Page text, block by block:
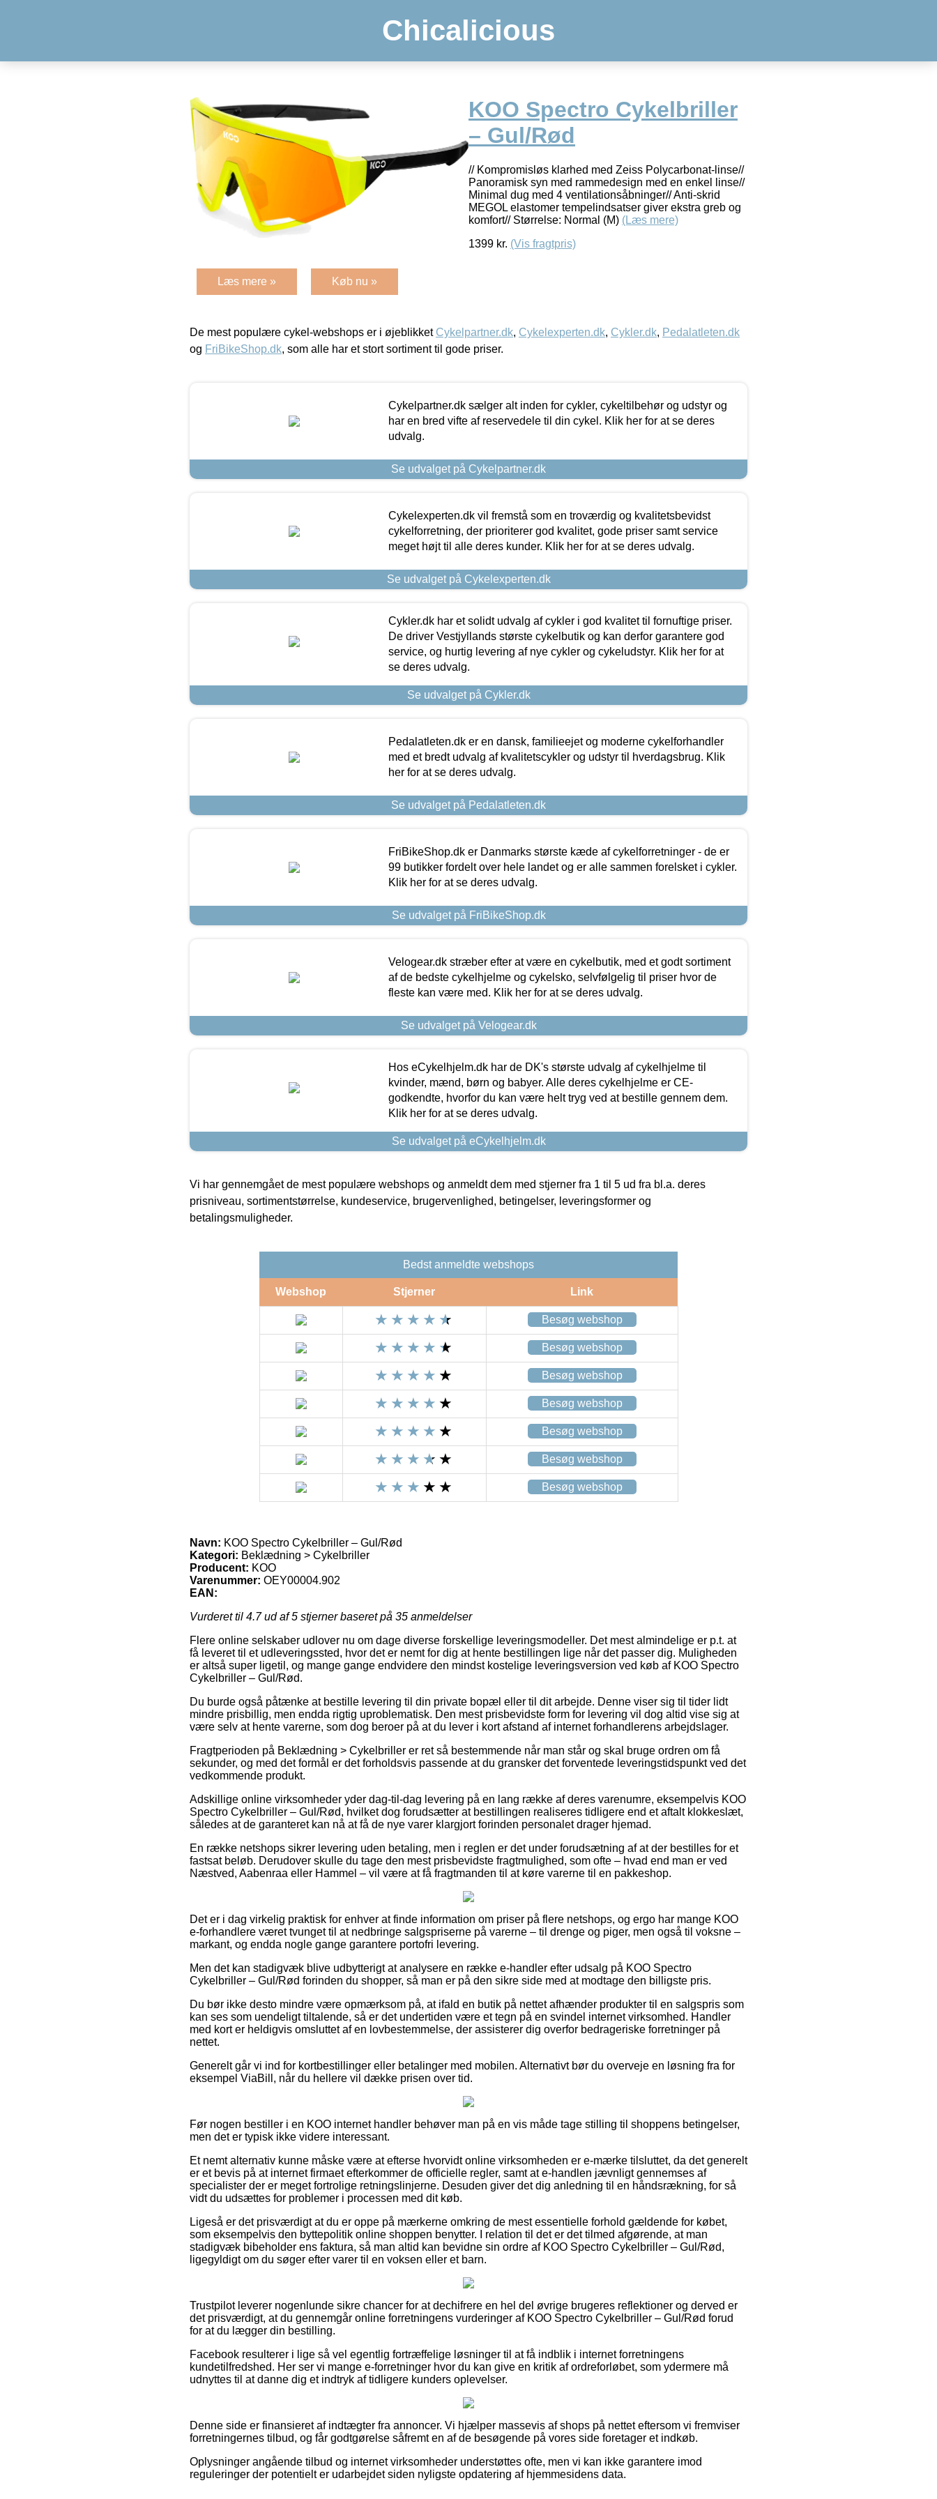
Chicalicious
KOO Spectro Cykelbriller
– Gul/Rød
// Kompromisløs klarhed med Zeiss Polycarbonat-linse//
Panoramisk syn med rammedesign med en enkel linse//
Minimal dug med 4 ventilationsåbninger// Anti-skrid
MEGOL elastomer tempelindsatser giver ekstra greb og
komfort// Størrelse: Normal (M) (Læs mere)
1399 kr. (Vis fragtpris)
Læs mere » Køb nu »
De mest populære cykel-webshops er i øjeblikket Cykelpartner.dk, Cykelexperten.dk, Cykler.dk, Pedalatleten.dk
og FriBikeShop.dk, som alle har et stort sortiment til gode priser.
Cykelpartner.dk sælger alt inden for cykler, cykeltilbehør og udstyr og
har en bred vifte af reservedele til din cykel. Klik her for at se deres
udvalg.
Se udvalget på Cykelpartner.dk
Cykelexperten.dk vil fremstå som en troværdig og kvalitetsbevidst
cykelforretning, der prioriterer god kvalitet, gode priser samt service
meget højt til alle deres kunder. Klik her for at se deres udvalg.
Se udvalget på Cykelexperten.dk
Cykler.dk har et solidt udvalg af cykler i god kvalitet til fornuftige priser.
De driver Vestjyllands største cykelbutik og kan derfor garantere god
service, og hurtig levering af nye cykler og cykeludstyr. Klik her for at
se deres udvalg.
Se udvalget på Cykler.dk
Pedalatleten.dk er en dansk, familieejet og moderne cykelforhandler
med et bredt udvalg af kvalitetscykler og udstyr til hverdagsbrug. Klik
her for at se deres udvalg.
Se udvalget på Pedalatleten.dk
FriBikeShop.dk er Danmarks største kæde af cykelforretninger - de er
99 butikker fordelt over hele landet og er alle sammen forelsket i cykler.
Klik her for at se deres udvalg.
Se udvalget på FriBikeShop.dk
Velogear.dk stræber efter at være en cykelbutik, med et godt sortiment
af de bedste cykelhjelme og cykelsko, selvfølgelig til priser hvor de
fleste kan være med. Klik her for at se deres udvalg.
Se udvalget på Velogear.dk
Hos eCykelhjelm.dk har de DK's største udvalg af cykelhjelme til
kvinder, mænd, børn og babyer. Alle deres cykelhjelme er CE-
godkendte, hvorfor du kan være helt tryg ved at bestille gennem dem.
Klik her for at se deres udvalg.
Se udvalget på eCykelhjelm.dk
Vi har gennemgået de mest populære webshops og anmeldt dem med stjerner fra 1 til 5 ud fra bl.a. deres
prisniveau, sortimentstørrelse, kundeservice, brugervenlighed, betingelser, leveringsformer og
betalingsmuligheder.
Bedst anmeldte webshops
Webshop Stjerner Link
Besøg webshop
Besøg webshop
Besøg webshop
Besøg webshop
Besøg webshop
Besøg webshop
Besøg webshop
Navn: KOO Spectro Cykelbriller – Gul/Rød
Kategori: Beklædning > Cykelbriller
Producent: KOO
Varenummer: OEY00004.902
EAN:
Vurderet til 4.7ud af 5 stjerner baseret på 35 anmeldelser
Flere online selskaber udlover nu om dage diverse forskellige leveringsmodeller. Det mest almindelige er p.t. at
få leveret til et udleveringssted, hvor det er nemt for dig at hente bestillingen lige når det passer dig. Muligheden
er altså super ligetil, og mange gange endvidere den mindst kostelige leveringsversion ved køb af KOO Spectro
Cykelbriller – Gul/Rød.
Du burde også påtænke at bestille levering til din private bopæl eller til dit arbejde. Denne viser sig til tider lidt
mindre prisbillig, men endda rigtig uproblematisk. Den mest prisbevidste form for levering vil dog altid vise sig at
være selv at hente varerne, som dog beroer på at du lever i kort afstand af internet forhandlerens arbejdslager.
Fragtperioden på Beklædning > Cykelbriller er ret så bestemmende når man står og skal bruge ordren om få
sekunder, og med det formål er det forholdsvis passende at du gransker det forventede leveringstidspunkt ved det
vedkommende produkt.
Adskillige online virksomheder yder dag-til-dag levering på en lang række af deres varenumre, eksempelvis KOO
Spectro Cykelbriller – Gul/Rød, hvilket dog forudsætter at bestillingen realiseres tidligere end et aftalt klokkeslæt,
således at de garanteret kan nå at få de nye varer klargjort forinden personalet drager hjemad.
En række netshops sikrer levering uden betaling, men i reglen er det under forudsætning af at der bestilles for et
fastsat beløb. Derudover skulle du tage den mest prisbevidste fragtmulighed, som ofte – hvad end man er ved
Næstved, Aabenraa eller Hammel – vil være at få fragtmanden til at køre varerne til en pakkeshop.
Det er i dag virkelig praktisk for enhver at finde information om priser på flere netshops, og ergo har mange KOO
e-forhandlere været tvunget til at nedbringe salgspriserne på varerne – til drenge og piger, men også til voksne –
markant, og endda nogle gange garantere portofri levering.
Men det kan stadigvæk blive udbytterigt at analysere en række e-handler efter udsalg på KOO Spectro
Cykelbriller – Gul/Rød forinden du shopper, så man er på den sikre side med at modtage den billigste pris.
Du bør ikke desto mindre være opmærksom på, at ifald en butik på nettet afhænder produkter til en salgspris som
kan ses som uendeligt tiltalende, så er det undertiden være et tegn på en svindel internet virksomhed. Handler
med kort er heldigvis omsluttet af en lovbestemmelse, der assisterer dig overfor bedrageriske forretninger på
nettet.
Generelt går vi ind for kortbestillinger eller betalinger med mobilen. Alternativt bør du overveje en løsning fra for
eksempel ViaBill, når du hellere vil dække prisen over tid.
Før nogen bestiller i en KOO internet handler behøver man på en vis måde tage stilling til shoppens betingelser,
men det er typisk ikke videre interessant.
Et nemt alternativ kunne måske være at efterse hvorvidt online virksomheden er e-mærke tilsluttet, da det generelt
er et bevis på at internet firmaet efterkommer de officielle regler, samt at e-handlen jævnligt gennemses af
specialister der er meget fortrolige retningslinjerne. Desuden giver det dig anledning til en håndsrækning, for så
vidt du udsættes for problemer i processen med dit køb.
Ligeså er det prisværdigt at du er oppe på mærkerne omkring de mest essentielle forhold gældende for købet,
som eksempelvis den byttepolitik online shoppen benytter. I relation til det er det tilmed afgørende, at man
stadigvæk bibeholder ens faktura, så man altid kan bevidne sin ordre af KOO Spectro Cykelbriller – Gul/Rød,
ligegyldigt om du søger efter varer til en voksen eller et barn.
Trustpilot leverer nogenlunde sikre chancer for at dechifrere en hel del øvrige brugeres reflektioner og derved er
det prisværdigt, at du gennemgår online forretningens vurderinger af KOO Spectro Cykelbriller – Gul/Rød forud
for at du lægger din bestilling.
Facebook resulterer i lige så vel egentlig fortræffelige løsninger til at få indblik i internet forretningens
kundetilfredshed. Her ser vi mange e-forretninger hvor du kan give en kritik af ordreforløbet, som ydermere må
udnyttes til at danne dig et indtryk af tidligere kunders oplevelser.
Denne side er finansieret af indtægter fra annoncer. Vi hjælper massevis af shops på nettet eftersom vi fremviser
forretningernes tilbud, og får godtgørelse såfremt en af de besøgende på vores side foretager et indkøb.
Oplysninger angående tilbud og internet virksomheder understøttes ofte, men vi kan ikke garantere imod
reguleringer der potentielt er udarbejdet siden nyligste opdatering af hjemmesidens data.